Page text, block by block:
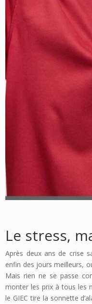
Le stress,
Après deux ans de crise
enfin des jours meilleurs,
Mais rien ne se passe
monter les prix à tous les
le GIEC tire la sonnette